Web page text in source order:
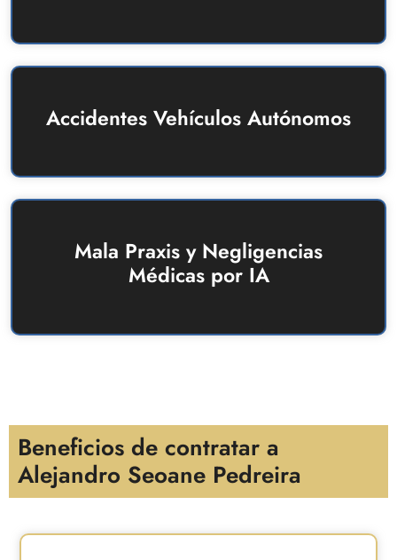
Accidentes Vehículos Autónomos
Mala Praxis y Negligencias
Médicas por IA
Beneficios de contratar a
Alejandro Seoane Pedreira